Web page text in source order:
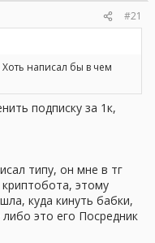
#21
написал бы в чем
подписку за 1к,
типу, он мне в тг
этому
куда кинуть бабки,
это его Посредник